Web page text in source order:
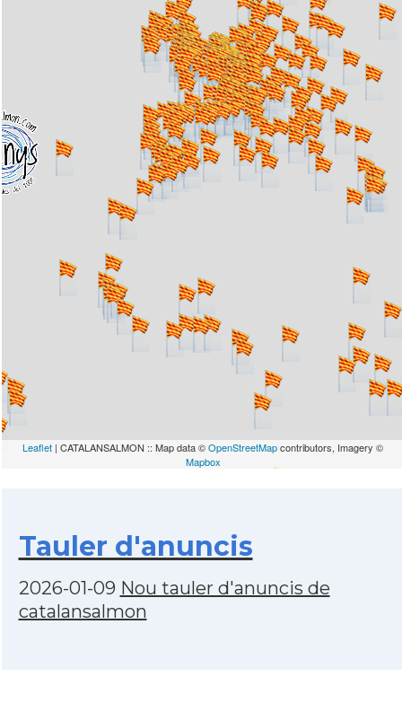
Leaflet | CATALANSALMON :: Map data ©OpenStreetMapcontributors, Imagery ©
Mapbox
Tauler d'anuncis
2026-01-09 Nou tauler d'anuncis de
catalansalmon